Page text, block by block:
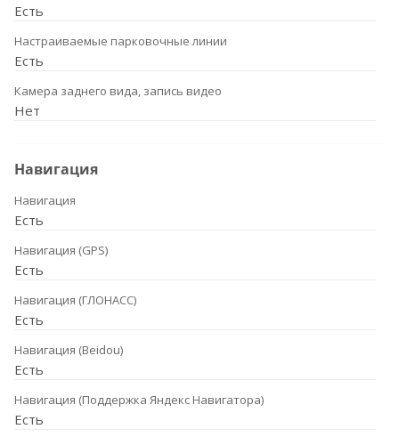
Есть
Настраиваемые парковочные линии
Есть
Камера заднего вида, запись видео
Нет
Навигация
Навигация
Есть
Навигация (GPS)
Есть
Навигация (ГЛОНАСС)
Есть
Навигация (Beidou)
Есть
Навигация (Поддержка Яндекс Навигатора)
Есть